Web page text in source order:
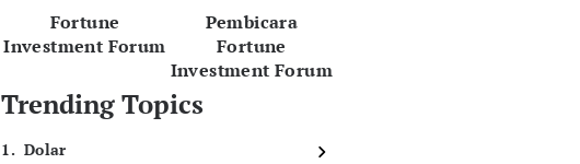
Fortune
Investment Forum
Pembicara
Fortune
Investment Forum
Trending Topics
1. Dolar